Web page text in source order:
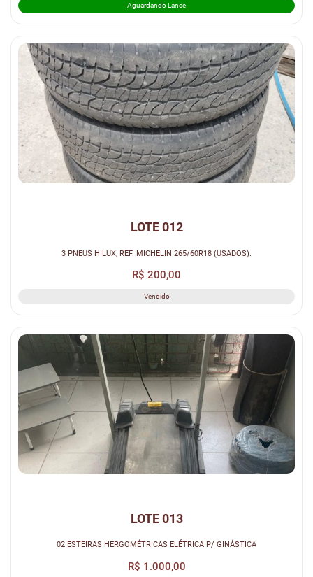
Aguardando Lance
LOTE 012
3 PNEUS HILUX, REF. MICHELIN 265/60R18 (USADOS).
R$ 200,00
Vendido
LOTE 013
02 ESTEIRAS HERGOMÉTRICAS ELÉTRICA P/ GINÁSTICA
R$ 1.000,00